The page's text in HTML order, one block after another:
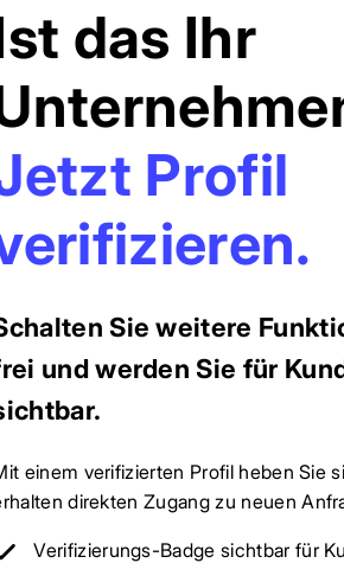
das Ihr
Profil
Sie weitere
und werden Sie für
einem verifizierten Profil heben Sie
direkten Zugang zu neuen
Verifizierungs-Badge sichtbar für